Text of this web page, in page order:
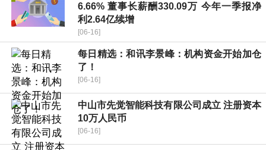
6.66% 董事长薪酬330.09万 今年一季报净
利2.64亿续增
[06-16]
每日精选：和讯李景峰：机构资金开始加仓
了！
[06-16]
中山市先觉智能科技有限公司成立 注册资本
10万人民币
[06-16]